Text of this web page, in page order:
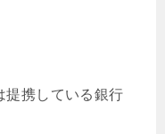
携している銀行